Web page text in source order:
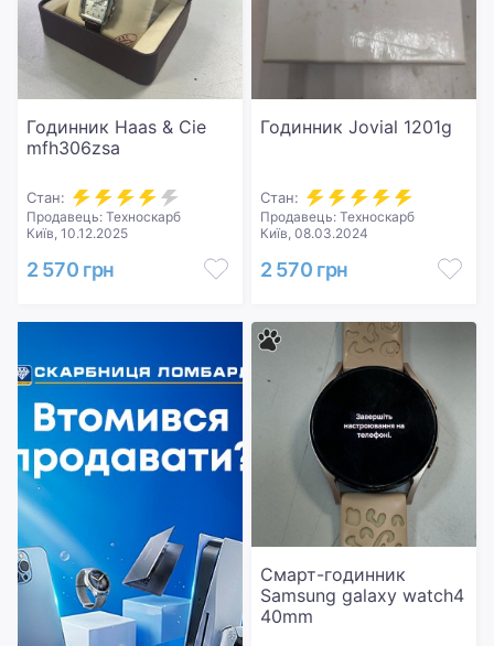
Годинник Haas & Cie
mfh306zsa
Стан:
Продавець: Техноскарб
Київ, 10.12.2025
2 570 грн
Годинник Jovial 1201g
Стан:
Продавець: Техноскарб
Київ, 08.03.2024
2 570 грн
Смарт-годинник
Samsung galaxy watch4
40mm